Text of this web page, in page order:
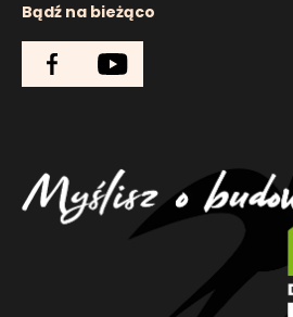
Bądź na bieżąco